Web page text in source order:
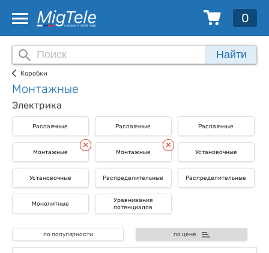
0
Найти
Коробки
Монтажные
Электрика
Распаячные Распаячные Распаячные
Монтажные Монтажные Установочные
Установочные Распределительные Распределительные
Монолитные
Уравнивания
потенциалов
по популярности по цене